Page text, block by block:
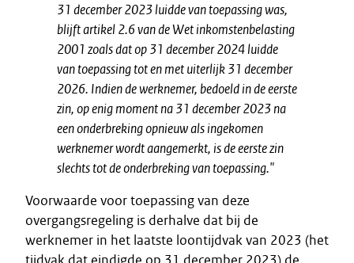
31 december 2023 luidde van toepassing was,
blijft artikel 2.6 van de Wet inkomstenbelasting
2001 zoals dat op 31 december 2024 luidde
van toepassing tot en met uiterlijk 31 december
2026. Indien de werknemer, bedoeld in de eerste
zin, op enig moment na 31 december 2023 na
een onderbreking opnieuw als ingekomen
werknemer wordt aangemerkt, is de eerste zin
slechts tot de onderbreking van toepassing."
Voorwaarde voor toepassing van deze
overgangsregeling is derhalve dat bij de
werknemer in het laatste loontijdvak van 2023 (het